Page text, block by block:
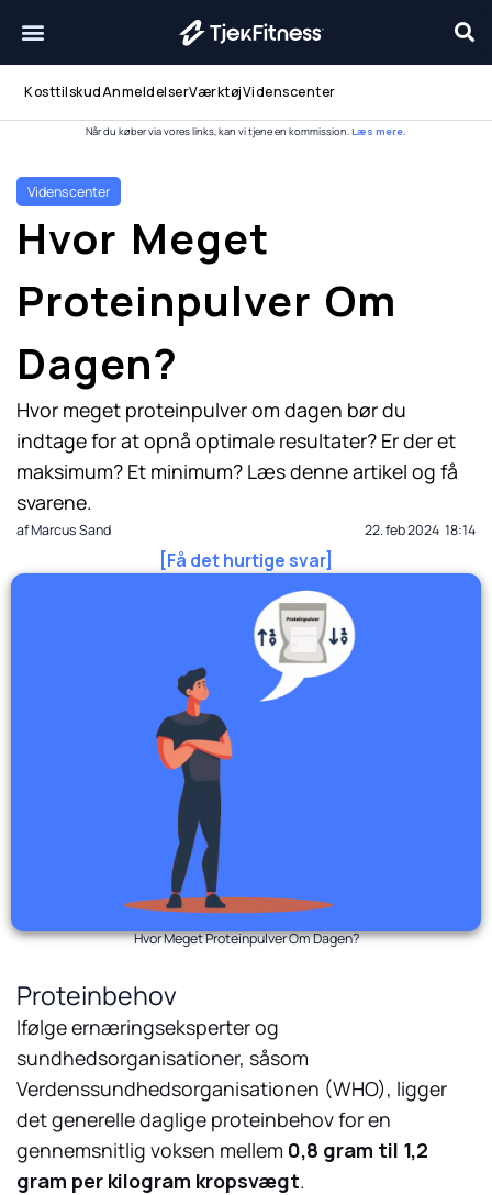
indholdet
KosttilskudAnmeldelserVærktøjVidenscenter
Når du køber via vores links, kan vi tjene en kommission.Læs mere.
Videnscenter
Hvor Meget
Proteinpulver Om
Dagen?
Hvor meget proteinpulver om dagen bør du
indtage for at opnå optimale resultater? Er der et
maksimum? Et minimum? Læs denne artikel og få
svarene.
afMarcus Sand 22. feb 2024 18:14
[Få det hurtige svar]
Hvor Meget Proteinpulver Om Dagen?
Proteinbehov
Ifølge ernæringseksperter og
sundhedsorganisationer, såsom
Verdenssundhedsorganisationen (WHO), ligger
det generelle daglige proteinbehov for en
gennemsnitlig voksen mellem 0,8 gram til 1,2
gram per kilogram kropsvægt.